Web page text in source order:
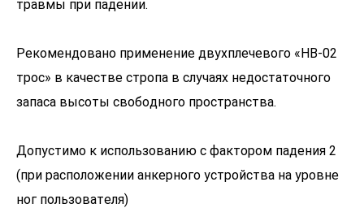
травмы при падении.
Рекомендовано применение двухплечевого «НВ-02
трос» в качестве стропа в случаях недостаточного
запаса высоты свободного пространства.
Допустимо к использованию с фактором падения 2
(при расположении анкерного устройства на уровне
ног пользователя)